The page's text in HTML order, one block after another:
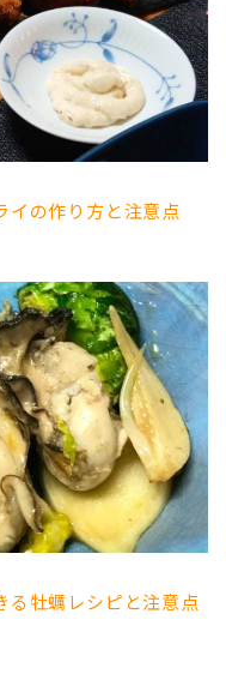
イの作り方と注意点
る牡蠣レシピと注意点